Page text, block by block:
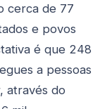
cerca de 77
e povos
é que 248
a pessoas
através do